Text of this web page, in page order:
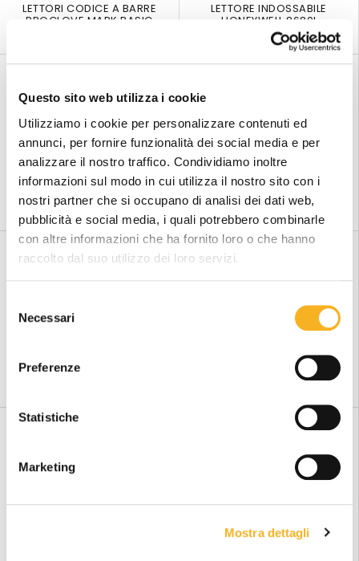
Questo sito web utilizza i cookie
Utilizziamo i cookie per personalizzare contenuti ed
annunci, per fornire funzionalità dei social media e per
analizzare il nostro traffico. Condividiamo inoltre
informazioni sul modo in cui utilizza il nostro sito con i
nostri partner che si occupano di analisi dei dati web,
pubblicità e social media, i quali potrebbero combinarle
con altre informazioni che ha fornito loro o che hanno
raccolto dal suo utilizzo dei loro servizi.
Necessari
Preferenze
Statistiche
Marketing
Mostra dettagli
LETTORI CODICE A BARRE
PROGLOVE MARK BASIC
LETTORE INDOSSABILE
HONEYWELL 8680I
LETTORI CODICE A BARRE
OPTICON RS2006
LETTORI CODICE A BARRE
OPTICON OPN-2006
LETTORI CODICE A BARRE
OPTICON OPN-3002
LETTORE CODICI PORTATILE
HONEYWELL VOYAGER 1602G
LETTORI CODICE A BARRE